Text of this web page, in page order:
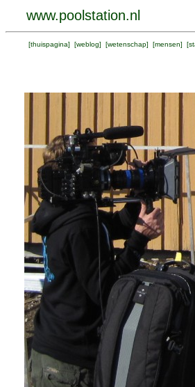
www.poolstation.nl
[thuispagina] [weblog] [wetenschap] [mensen] [